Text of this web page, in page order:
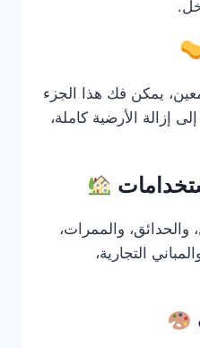
يمكن فك هذا الجزء
إزالة الأرضية كاملة،
والممرات،
التجارية،